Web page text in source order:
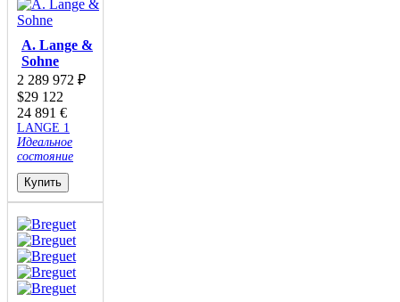
A. Lange &
Sohne
2 289 972 ₽
$29 122
24 891 €
LANGE 1
Идеальное
состояние
Купить